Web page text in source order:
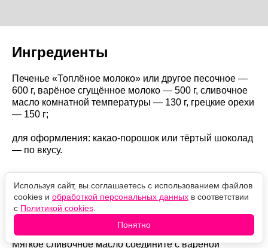
Ингредиенты
Печенье «Топлёное молоко» или другое песочное —
600 г, варёное сгущённое молоко — 500 г, сливочное
масло комнатной температуры — 130 г, грецкие орехи
— 150 г;
для оформления: какао-порошок или тёртый шоколад
— по вкусу.
Как готовить
Печенье измельчите. Грецкие орехи слегка обжарьте
на сухой сковороде, полностью остудите и измельчите.
Мягкое сливочное масло соедините с варёной
Используя сайт, вы соглашаетесь с использованием файлов
cookies и обработкой персональных данных в соответствии
с Политикой cookies
Понятно